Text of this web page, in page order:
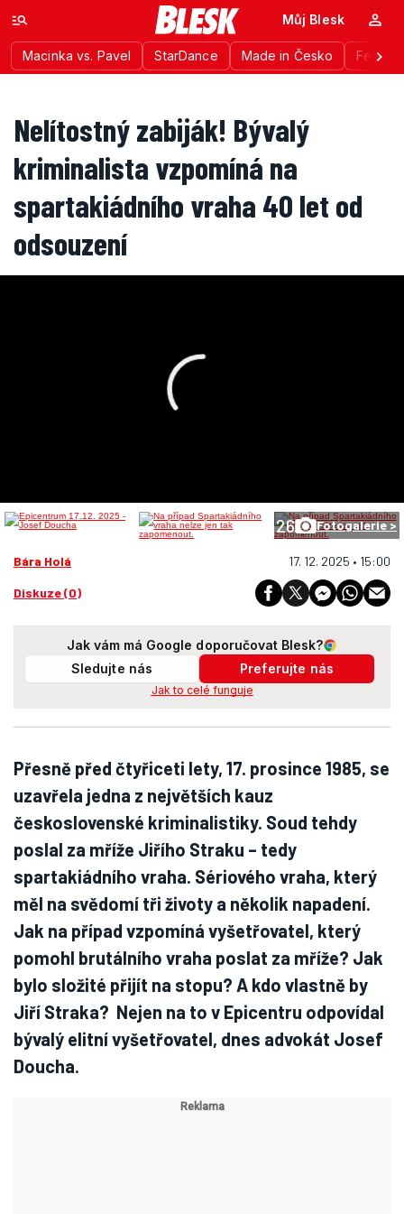
Macinka vs. Pavel StarDance Made in Česko
Můj Blesk
Nelítostný zabiják! Bývalý
kriminalista vzpomíná na
spartakiádního vraha 40 let od
odsouzení
26 Fotogalerie >
Bára Holá 17. 12. 2025 • 15:00
Diskuze (0)
Jak vám má Google doporučovat Blesk?
Sledujte nás
Preferujte nás
Jak to celé funguje
Přesně před čtyřiceti lety, 17. prosince 1985, se
uzavřela jedna z největších kauz
československé kriminalistiky. Soud tehdy
poslal za mříže Jiřího Straku – tedy
spartakiádního vraha. Sériového vraha, který
měl na svědomí tři životy a několik napadení.
Jak na případ vzpomíná vyšetřovatel, který
pomohl brutálního vraha poslat za mříže? Jak
bylo složité přijít na stopu? A kdo vlastně by
Jiří Straka? Nejen na to v Epicentru odpovídal
bývalý elitní vyšetřovatel, dnes advokát Josef
Doucha.